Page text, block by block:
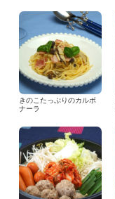
きのこたっぷりのカルボ
ナーラ